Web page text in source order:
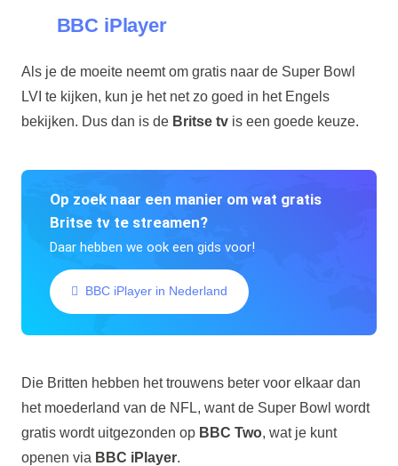
BBC iPlayer
Als je de moeite neemt om gratis naar de Super Bowl
LVI te kijken, kun je het net zo goed in het Engels
bekijken. Dus dan is de Britse tvis een goede keuze.
Op zoek naar een manier om wat gratis
Britse tv te streamen?
Daar hebben we ook een gids voor!
BBC iPlayer in Nederland
Die Britten hebben het trouwens beter voor elkaar dan
het moederland van de NFL, want de Super Bowl wordt
gratis wordt uitgezonden op BBC Two, wat je kunt
openen via BBC iPlayer.